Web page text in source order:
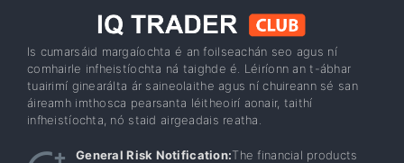
Is cumarsáid margaíochta é an foilseachán seo agus ní
comhairle infheistíochta ná taighde é. Léiríonn an t-ábhar
tuairimí ginearálta ár saineolaithe agus ní chuireann sé san
áireamh imthosca pearsanta léitheoirí aonair, taithí
infheistíochta, nó staid airgeadais reatha.
General Risk Notification:The financial products